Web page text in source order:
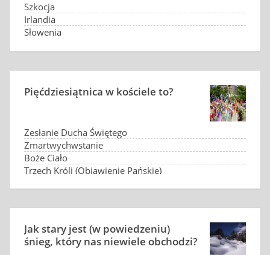
Szkocja
Irlandia
Słowenia
Pięćdziesiątnica w kościele to?
Zesłanie Ducha Świętego
Zmartwychwstanie
Boże Ciało
Trzech Króli (Objawienie Pańskie)
Jak stary jest (w powiedzeniu)
śnieg, który nas niewiele obchodzi?